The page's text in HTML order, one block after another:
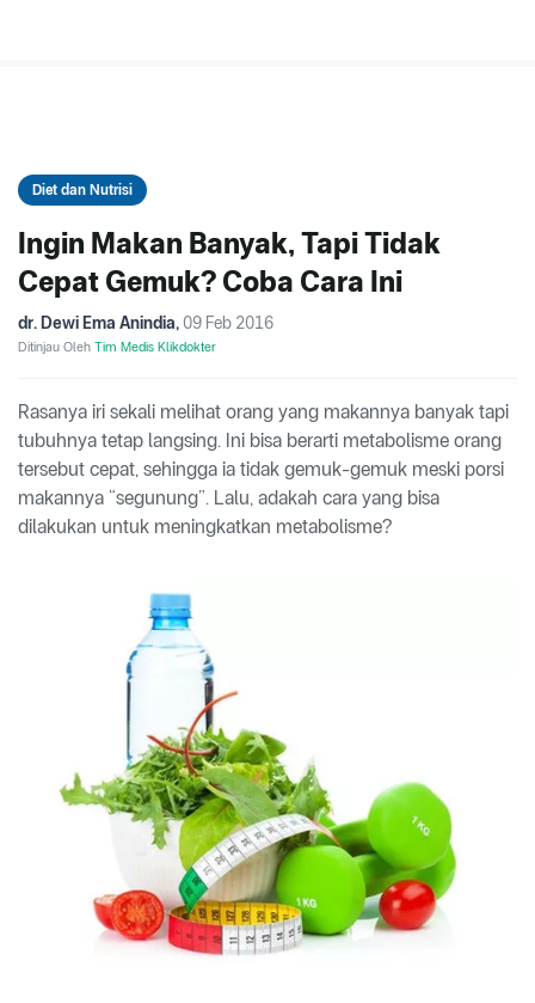
Diet dan Nutrisi
Ingin Makan Banyak, Tapi Tidak
Cepat Gemuk? Coba Cara Ini
dr. Dewi Ema Anindia, 09 Feb 2016
Ditinjau Oleh Tim Medis Klikdokter
Rasanya iri sekali melihat orang yang makannya banyak tapi
tubuhnya tetap langsing. Ini bisa berarti metabolisme orang
tersebut cepat, sehingga ia tidak gemuk-gemuk meski porsi
makannya “segunung”. Lalu, adakah cara yang bisa
dilakukan untuk meningkatkan metabolisme?